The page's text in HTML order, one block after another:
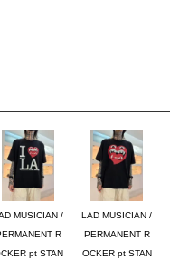
MUSICIAN /
R
pt STAN
LAD MUSICIAN /
PERMANENT R
OCKER pt STAN